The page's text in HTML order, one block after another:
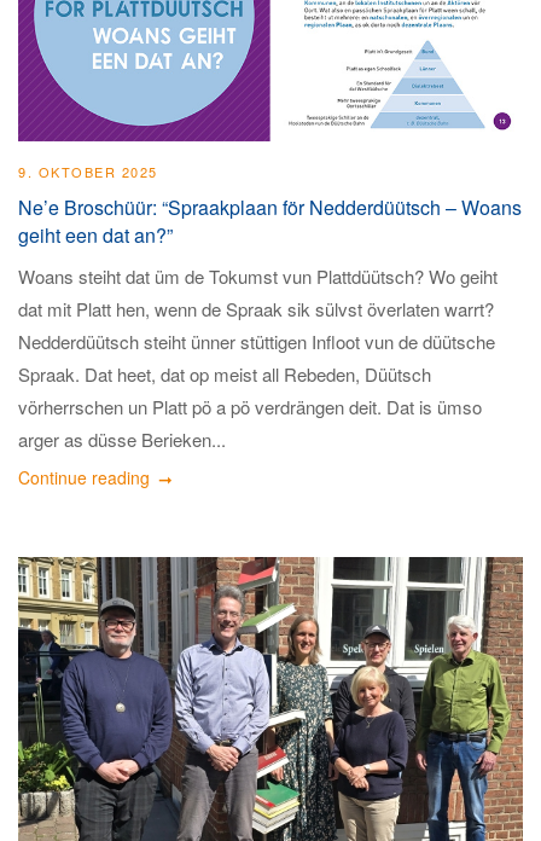
9. OKTOBER 2025
Ne’e Broschüür: “Spraakplaan för Nedderdüütsch – Woans
geiht een dat an?”
Woans steiht dat üm de Tokumst vun Plattdüütsch? Wo geiht
dat mit Platt hen, wenn de Spraak sik sülvst överlaten warrt?
Nedderdüütsch steiht ünner stüttigen Infloot vun de düütsche
Spraak. Dat heet, dat op meist all Rebeden, Düütsch
vörherrschen un Platt pö a pö verdrängen deit. Dat is ümso
arger as düsse Berieken...
Continue reading